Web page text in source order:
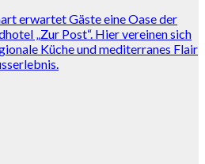
erwartet Gäste eine Oase der
„Zur Post“. Hier vereinen sich
Küche und mediterranes Flair